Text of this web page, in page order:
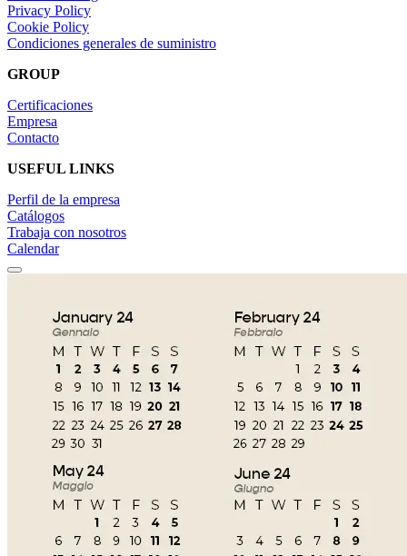
Privacy Policy
Cookie Policy
Condiciones generales de suministro
GROUP
Certificaciones
Empresa
Contacto
USEFUL LINKS
Perfil de la empresa
Catálogos
Trabaja con nosotros
Calendar